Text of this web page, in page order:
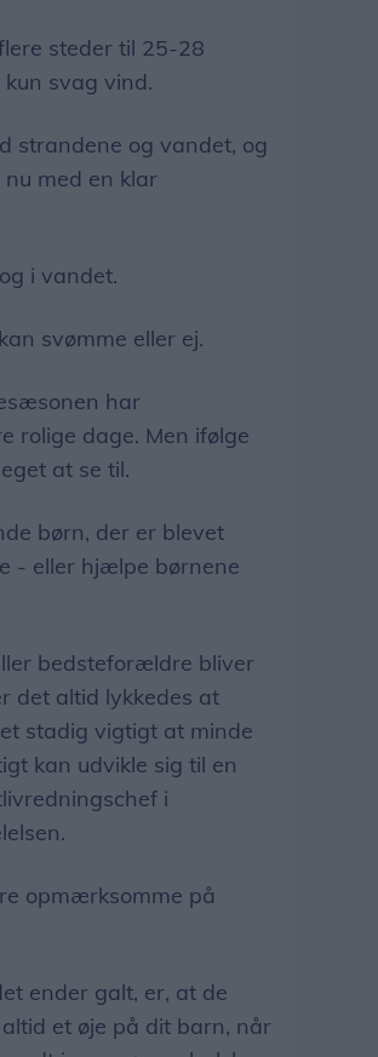
steder til 25-28
svag vind.
strandene og vandet, og
med en klar
i vandet.
svømme eller ej.
har
rolige dage. Men ifølge
at se til.
børn, der er blevet
- eller hjælpe børnene
bedsteforældre bliver
det altid lykkedes at
stadig vigtigt at minde
kan udvikle sig til en
i
opmærksomme på
ender galt, er, at de
et øje på dit barn, når